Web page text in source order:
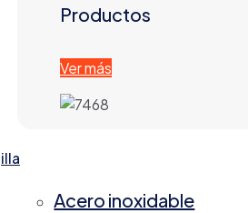
Productos
Ver más
Acero inoxidable